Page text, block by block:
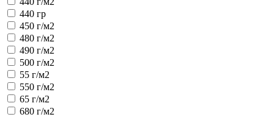
440 гр
450 г/м2
480 г/м2
490 г/м2
500 г/м2
55 г/м2
550 г/м2
65 г/м2
680 г/м2